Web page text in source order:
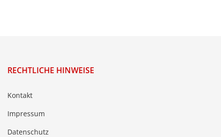
RECHTLICHE HINWEISE
Kontakt
Impressum
Datenschutz